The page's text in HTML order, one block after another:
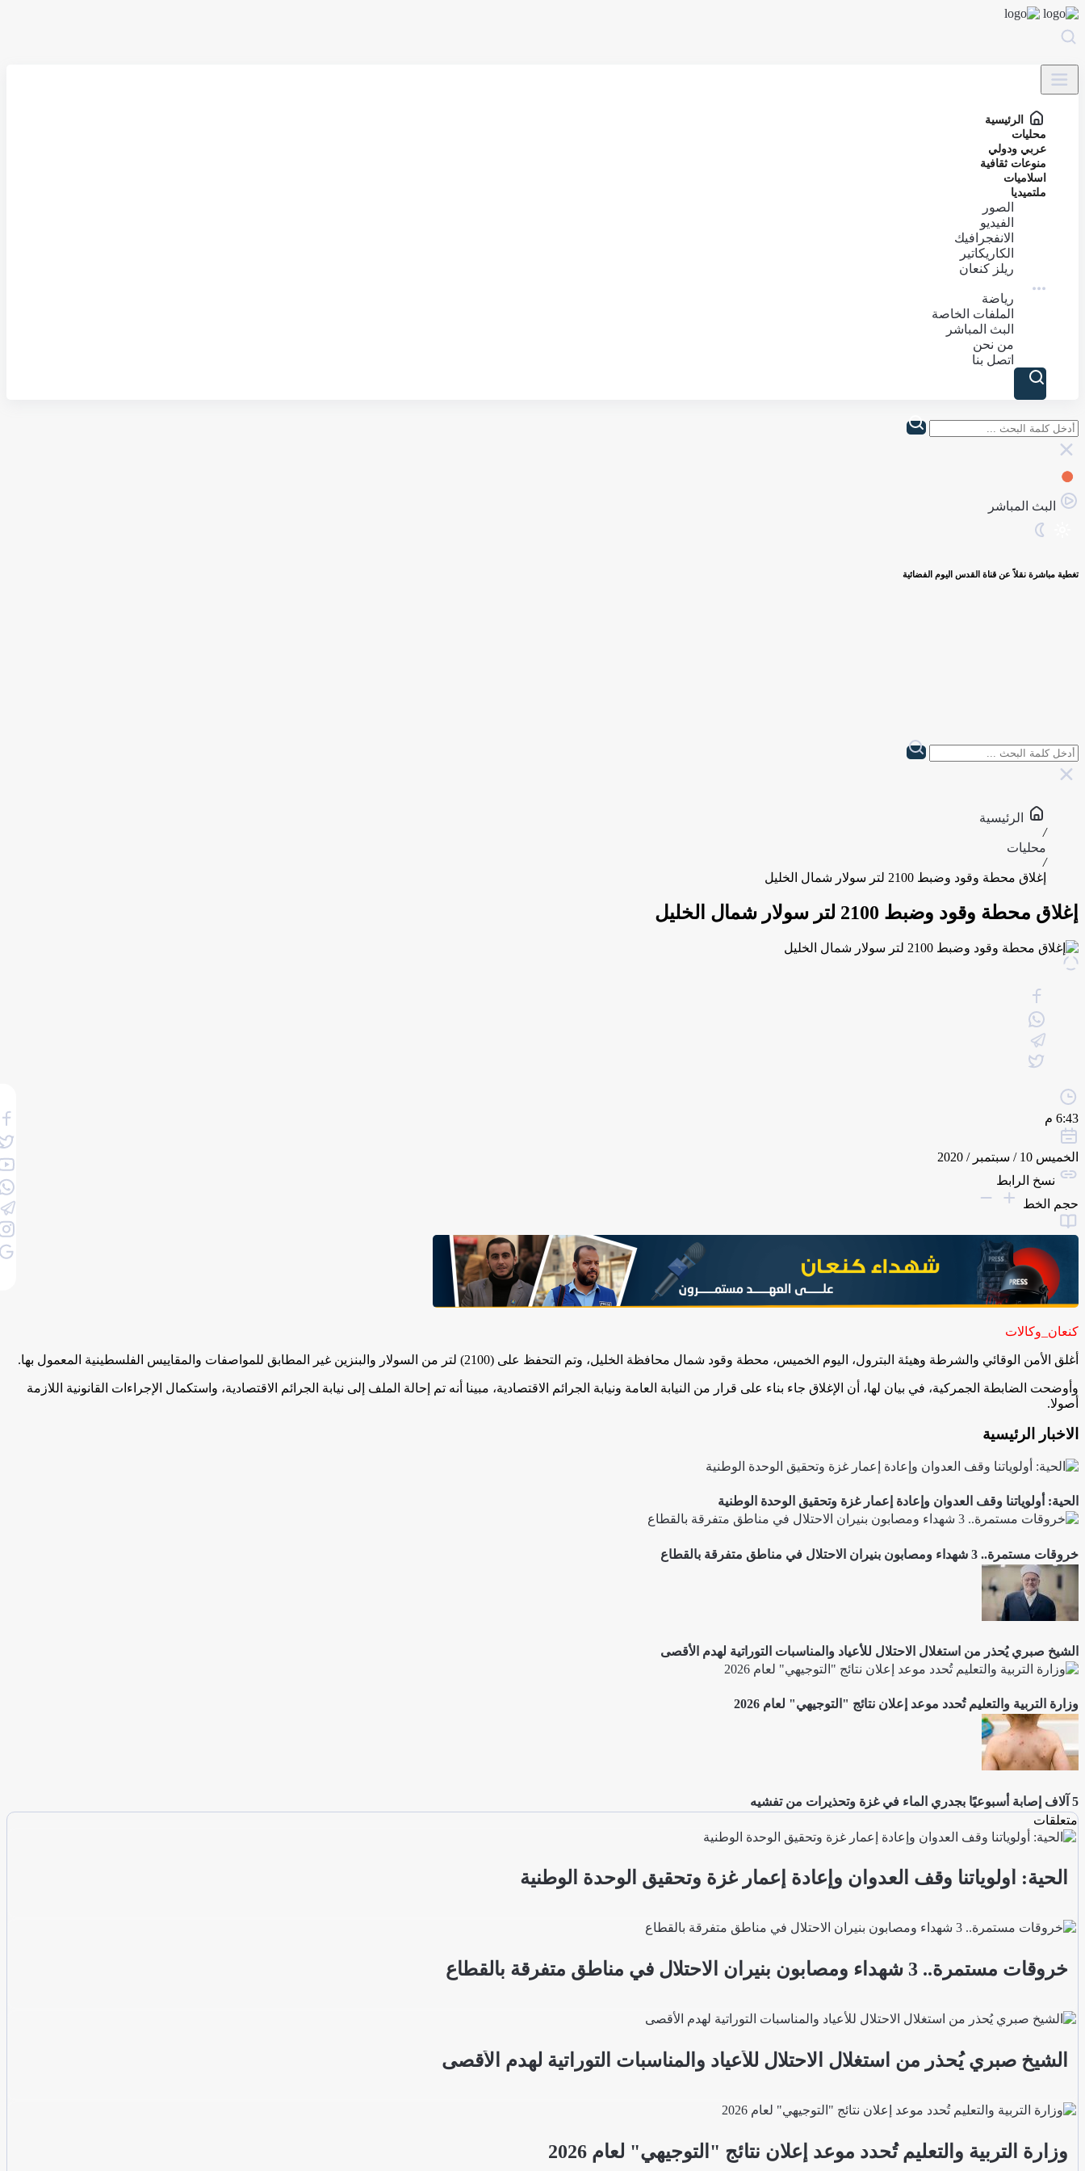
الرئيسية
محليات
عربي ودولي
منوعات ثقافية
اسلاميات
ملتميديا
الصور
الفيديو
الانفجرافيك
الكاريكاتير
ريلز كنعان
رياضة
الملفات الخاصة
البث المباشر
من نحن
اتصل بنا
البث المباشر
تغطية مباشرة نقلاً عن قناة القدس اليوم الفضائية
الرئيسية
/
محليات
/
إغلاق محطة وقود وضبط 2100 لتر سولار شمال الخليل
إغلاق محطة وقود وضبط 2100 لتر سولار شمال الخليل
6:43 م
الخميس 10 / سبتمبر / 2020
نسخ الرابط
حجم الخط
كنعان_وكالات
أغلق الأمن الوقائي والشرطة وهيئة البترول، اليوم الخميس، محطة وقود شمال محافظة الخليل، وتم التحفظ على (2100) لتر من السولار والبنزين غير المطابق للمواصفات والمقاييس الفلسطينية المعمول بها.
وأوضحت الضابطة الجمركية، في بيان لها، أن الإغلاق جاء بناء على قرار من النيابة العامة ونيابة الجرائم الاقتصادية، مبينا أنه تم إحالة الملف إلى نيابة الجرائم الاقتصادية، واستكمال الإجراءات القانونية اللازمة
أصولا.
الاخبار الرئيسية
الحية: أولوياتنا وقف العدوان وإعادة إعمار غزة وتحقيق الوحدة الوطنية
خروقات مستمرة.. 3 شهداء ومصابون بنيران الاحتلال في مناطق متفرقة بالقطاع
الشيخ صبري يُحذر من استغلال الاحتلال للأعياد والمناسبات التوراتية لهدم الأقصى
وزارة التربية والتعليم تُحدد موعد إعلان نتائج "التوجيهي" لعام 2026
5 آلاف إصابة أسبوعيًا بجدري الماء في غزة وتحذيرات من تفشيه
متعلقات
الحية: أولوياتنا وقف العدوان وإعادة إعمار غزة وتحقيق الوحدة الوطنية
خروقات مستمرة.. 3 شهداء ومصابون بنيران الاحتلال في مناطق متفرقة بالقطاع
الشيخ صبري يُحذر من استغلال الاحتلال للأعياد والمناسبات التوراتية لهدم الأقصى
وزارة التربية والتعليم تُحدد موعد إعلان نتائج "التوجيهي" لعام 2026